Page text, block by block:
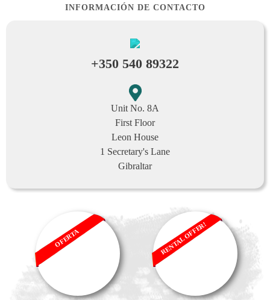
INFORMACIÓN DE CONTACTO
+350 540 89322
Unit No. 8A
First Floor
Leon House
1 Secretary's Lane
Gibraltar
OFERTA RENTAL OFFER!